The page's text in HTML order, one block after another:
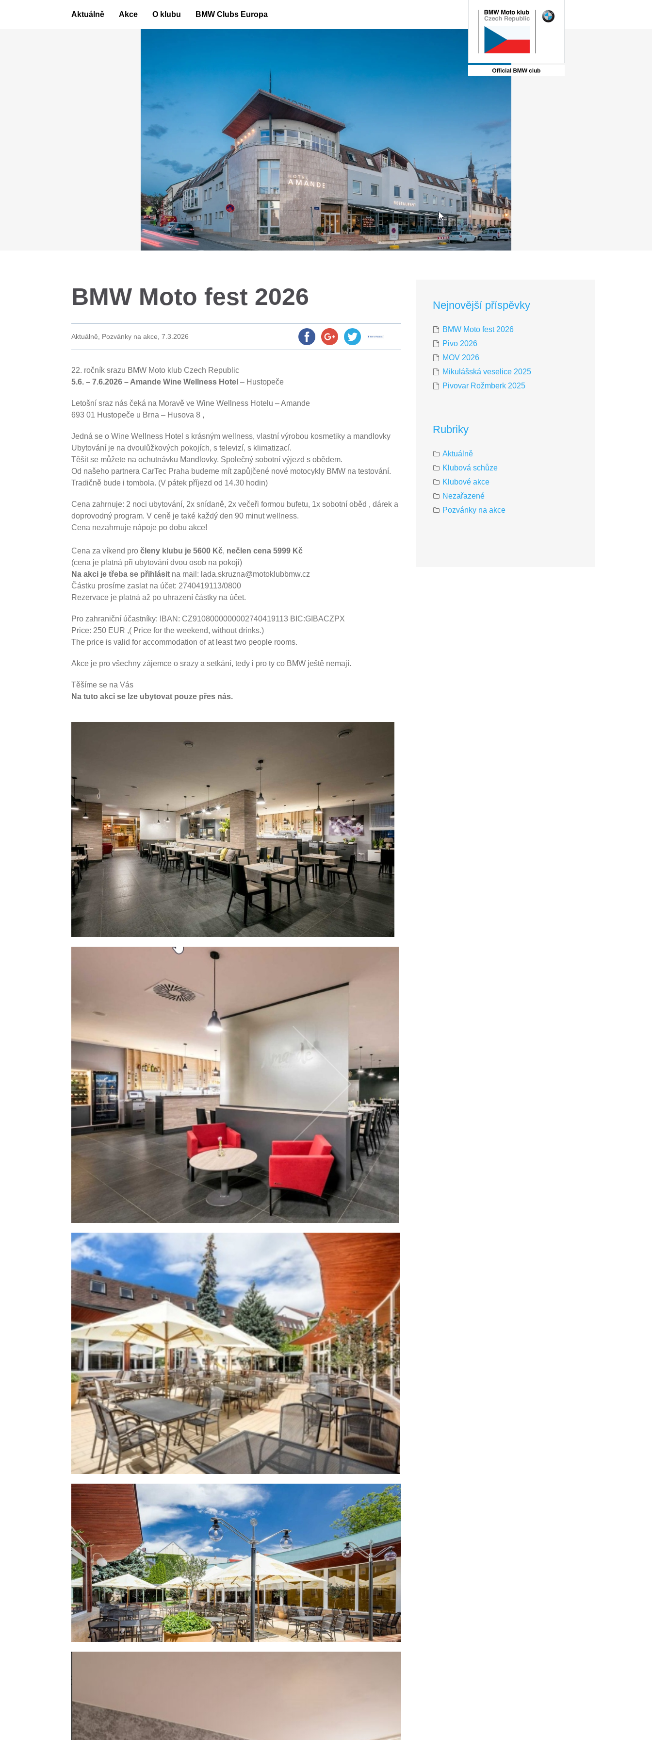
Aktuálně Akce O klubu BMW Clubs Europa
BMW Moto fest 2026
Aktuálně, Pozvánky na akce, 7.3.2026
22. ročník srazu BMW Moto klub Czech Republic
5.6. – 7.6.2026 – Amande Wine Wellness Hotel – Hustopeče
Letošní sraz nás čeká na Moravě ve Wine Wellness Hotelu – Amande
693 01 Hustopeče u Brna – Husova 8 ,
Jedná se o Wine Wellness Hotel s krásným wellness, vlastní výrobou kosmetiky a mandlovky
Ubytování je na dvoulůžkových pokojích, s televizí, s klimatizací.
Těšit se můžete na ochutnávku Mandlovky. Společný sobotní výjezd s obědem.
Od našeho partnera CarTec Praha budeme mít zapůjčené nové motocykly BMW na testování.
Tradičně bude i tombola. (V pátek příjezd od 14.30 hodin)
Cena zahrnuje: 2 noci ubytování, 2x snídaně, 2x večeři formou bufetu, 1x sobotní oběd , dárek a
doprovodný program. V ceně je také každý den 90 minut wellness.
Cena nezahrnuje nápoje po dobu akce!
Cena za víkend pro členy klubu je 5600 Kč, nečlen cena 5999 Kč
(cena je platná při ubytování dvou osob na pokoji)
Na akci je třeba se přihlásit na mail: lada.skruzna@motoklubbmw.cz
Částku prosíme zaslat na účet: 2740419113/0800
Rezervace je platná až po uhrazení částky na účet.
Pro zahraniční účastníky: IBAN: CZ9108000000002740419113 BIC:GIBACZPX
Price: 250 EUR ,( Price for the weekend, without drinks.)
The price is valid for accommodation of at least two people rooms.
Akce je pro všechny zájemce o srazy a setkání, tedy i pro ty co BMW ještě nemají.
Těšíme se na Vás
Na tuto akci se lze ubytovat pouze přes nás.
Nejnovější příspěvky
BMW Moto fest 2026
Pivo 2026
MOV 2026
Mikulášská veselice 2025
Pivovar Rožmberk 2025
Rubriky
Aktuálně
Klubová schůze
Klubové akce
Nezařazené
Pozvánky na akce